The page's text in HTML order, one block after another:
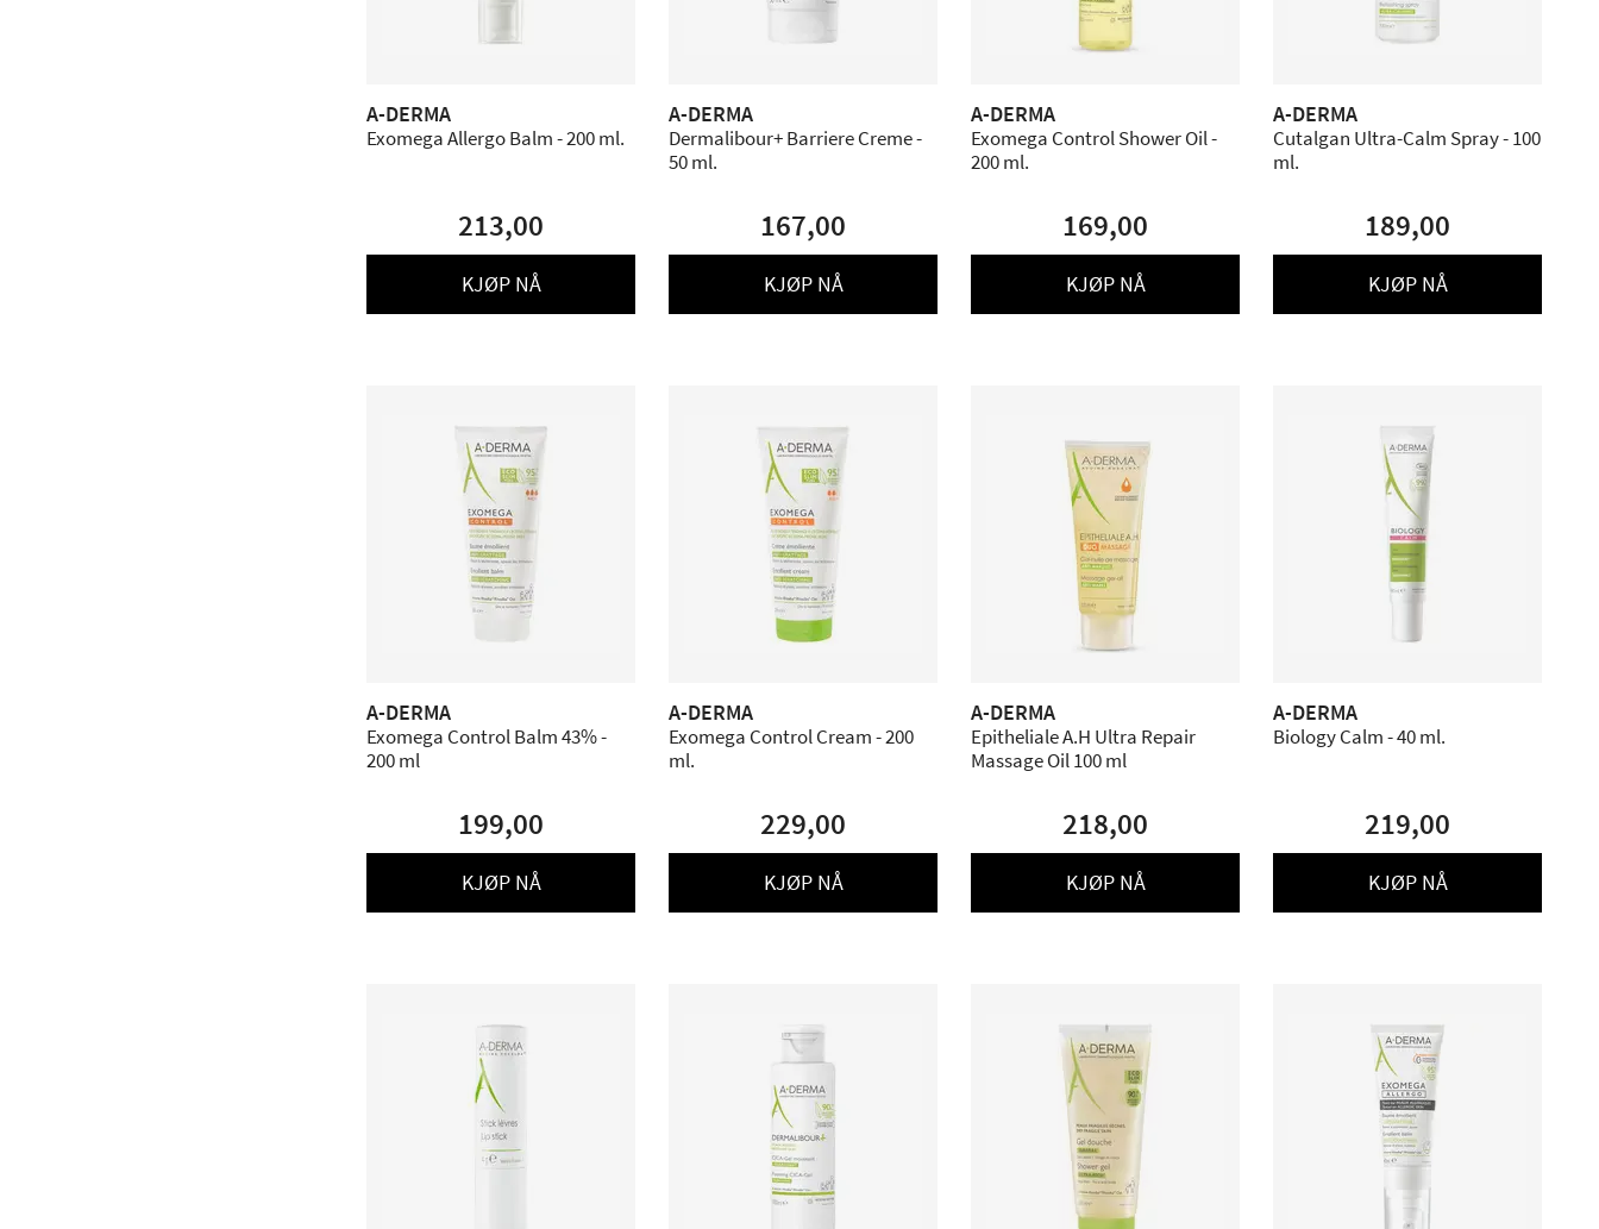
A-DERMA
Exomega Allergo Balm - 200 ml.
213,00
KJØP NÅ
A-DERMA
Dermalibour+ Barriere Creme -
50 ml.
167,00
KJØP NÅ
A-DERMA
Exomega Control Shower Oil -
200 ml.
169,00
KJØP NÅ
A-DERMA
Cutalgan Ultra-Calm Spray - 100
ml.
189,00
KJØP NÅ
A-DERMA
Exomega Control Balm 43% -
200 ml
199,00
KJØP NÅ
A-DERMA
Exomega Control Cream - 200
ml.
229,00
KJØP NÅ
A-DERMA
Epitheliale A.H Ultra Repair
Massage Oil 100 ml
218,00
KJØP NÅ
A-DERMA
Biology Calm - 40 ml.
219,00
KJØP NÅ